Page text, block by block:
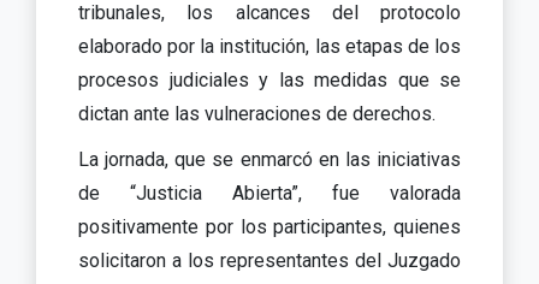
tribunales, los alcances del protocolo
elaborado por la institución, las etapas de los
procesos judiciales y las medidas que se
dictan ante las vulneraciones de derechos.
La jornada, que se enmarcó en las iniciativas
de “Justicia Abierta”, fue valorada
positivamente por los participantes, quienes
solicitaron a los representantes del Juzgado